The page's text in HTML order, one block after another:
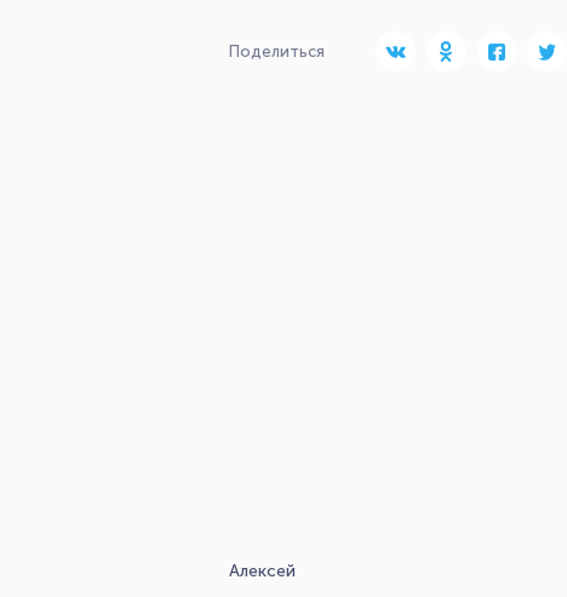
Поделиться
Алексей